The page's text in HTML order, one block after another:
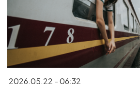
2026.05.22 - 06:32